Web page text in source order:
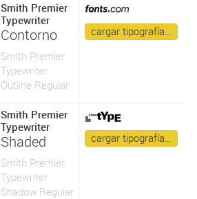
Smith Premier
Typewriter
Contorno
Smith Premier
Typewriter
Outline Regular
cargar tipografía…
Smith Premier
Typewriter
Shaded
Smith Premier
Typewriter
Shadow Regular
cargar tipografía…